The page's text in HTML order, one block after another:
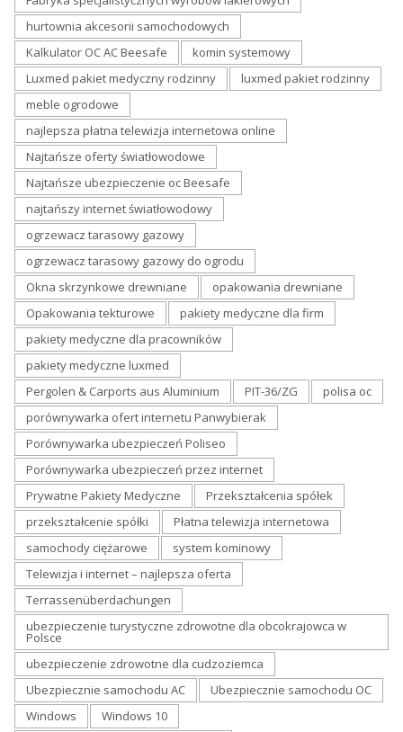
hurtownia akcesorii samochodowych
Kalkulator OC AC Beesafe
komin systemowy
Luxmed pakiet medyczny rodzinny
luxmed pakiet rodzinny
meble ogrodowe
najlepsza płatna telewizja internetowa online
Najtańsze oferty światłowodowe
Najtańsze ubezpieczenie oc Beesafe
najtańszy internet światłowodowy
ogrzewacz tarasowy gazowy
ogrzewacz tarasowy gazowy do ogrodu
Okna skrzynkowe drewniane
opakowania drewniane
Opakowania tekturowe
pakiety medyczne dla firm
pakiety medyczne dla pracowników
pakiety medyczne luxmed
Pergolen & Carports aus Aluminium
PIT-36/ZG
polisa oc
porównywarka ofert internetu Panwybierak
Porównywarka ubezpieczeń Poliseo
Porównywarka ubezpieczeń przez internet
Prywatne Pakiety Medyczne
Przekształcenia spółek
przekształcenie spółki
Płatna telewizja internetowa
samochody ciężarowe
system kominowy
Telewizja i internet – najlepsza oferta
Terrassenüberdachungen
ubezpieczenie turystyczne zdrowotne dla obcokrajowca w
Polsce
ubezpieczenie zdrowotne dla cudzoziemca
Ubezpiecznie samochodu AC
Ubezpiecznie samochodu OC
Windows
Windows 10